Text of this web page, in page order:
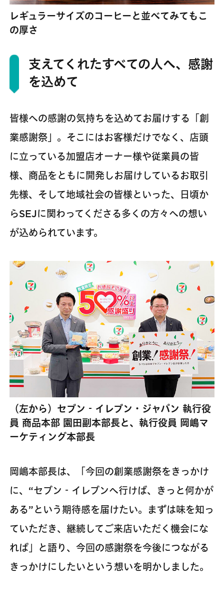
レギュラーサイズのコーヒーと並べてみてもこ
の厚さ
支えてくれたすべての人へ、感謝
を込めて
皆様への感謝の気持ちを込めてお届けする「創
業感謝祭」。そこにはお客様だけでなく、店頭
に立っている加盟店オーナー様や従業員の皆
様、商品をともに開発しお届けしているお取引
先様、そして地域社会の皆様といった、日頃か
らSEJに関わってくださる多くの方々への想い
が込められています。
（左から）セブン‐イレブン・ジャパン 執⾏役
員 商品本部 園⽥副本部⻑と、執⾏役員 岡嶋マ
ーケティング本部⻑
岡嶋本部長は、「今回の創業感謝祭をきっかけ
に、“セブン‐イレブンへ行けば、きっと何かが
ある”という期待感を届けたい。まずは味を知っ
ていただき、継続してご来店いただく機会にな
れば」と語り、今回の感謝祭を今後につながる
きっかけにしたいという想いを明かしました。